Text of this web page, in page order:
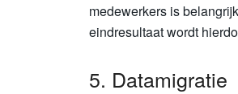
medewerkers is
eindresultaat wordt
5. Datamigratie